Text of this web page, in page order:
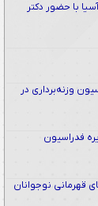
با حضور دکتر
وزنه‌برداری در
فدراسیون
قهرمانی نوجوانان